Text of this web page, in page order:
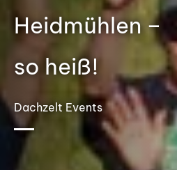
Heidmühlen –
so heiß!
Dachzelt Events